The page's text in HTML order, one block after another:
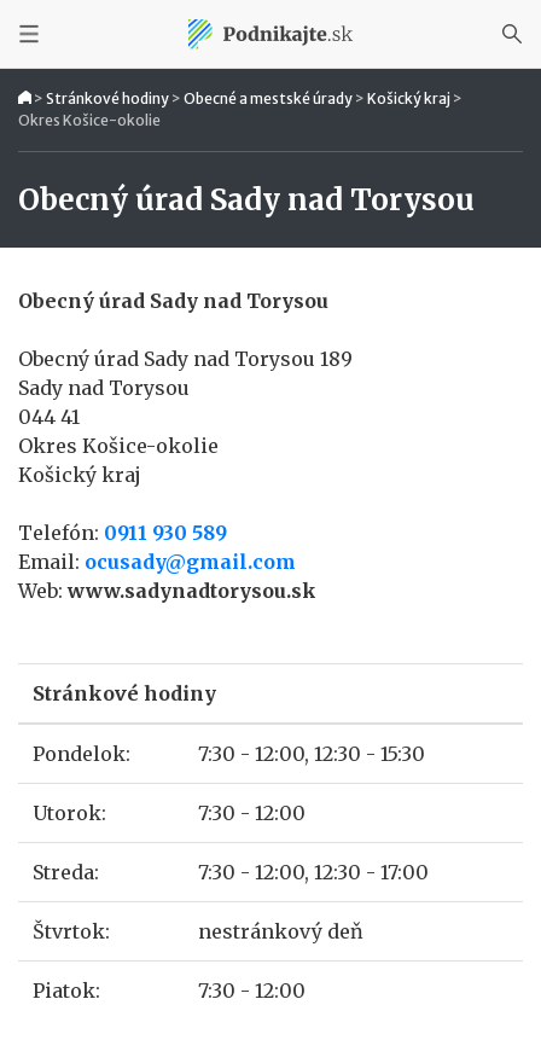
> Stránkové hodiny > Obecné a mestské úrady > Košický kraj >
Okres Košice-okolie
Obecný úrad Sady nad Torysou
Obecný úrad Sady nad Torysou
Obecný úrad Sady nad Torysou 189
Sady nad Torysou
044 41
Okres Košice-okolie
Košický kraj
Telefón: 0911 930 589
Email: ocusady@gmail.com
Web:www.sadynadtorysou.sk
Stránkové hodiny
Pondelok: 7:30 - 12:00, 12:30 - 15:30
Utorok: 7:30 - 12:00
Streda: 7:30 - 12:00, 12:30 - 17:00
Štvrtok: nestránkový deň
Piatok: 7:30 - 12:00